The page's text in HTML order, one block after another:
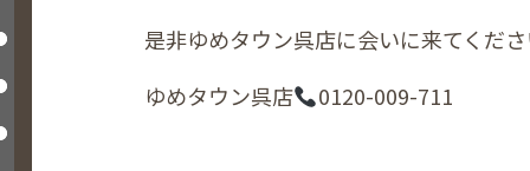
是非ゆめタウン呉店に会いに来てくだ
ゆめタウン呉店
0120-009-711